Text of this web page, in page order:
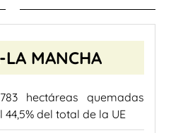
LA MANCHA
hectáreas quemadas
del total de la UE